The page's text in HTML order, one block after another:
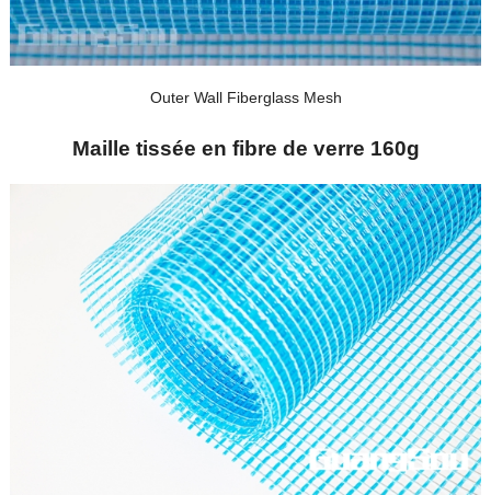
Outer Wall Fiberglass Mesh
Maille tissée en fibre de verre 160g